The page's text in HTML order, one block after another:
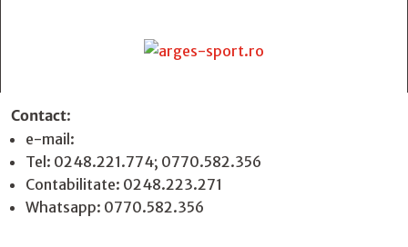
Contact:
e-mail:
Tel: 0248.221.774; 0770.582.356
Contabilitate: 0248.223.271
Whatsapp: 0770.582.356